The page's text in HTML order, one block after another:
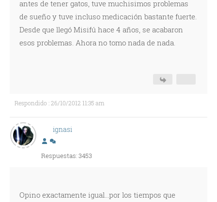
antes de tener gatos, tuve muchisimos problemas
de sueño y tuve incluso medicación bastante fuerte.
Desde que llegó Misifú hace 4 años, se acabaron
esos problemas. Ahora no tomo nada de nada.
Respondido : 26/10/2012 11:35 am
ignasi
Respuestas: 3453
Opino exactamente igual...por los tiempos que